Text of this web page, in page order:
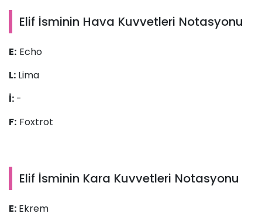
Elif İsminin Hava Kuvvetleri Notasyonu
E: Echo
L: Lima
İ: -
F: Foxtrot
Elif İsminin Kara Kuvvetleri Notasyonu
E: Ekrem